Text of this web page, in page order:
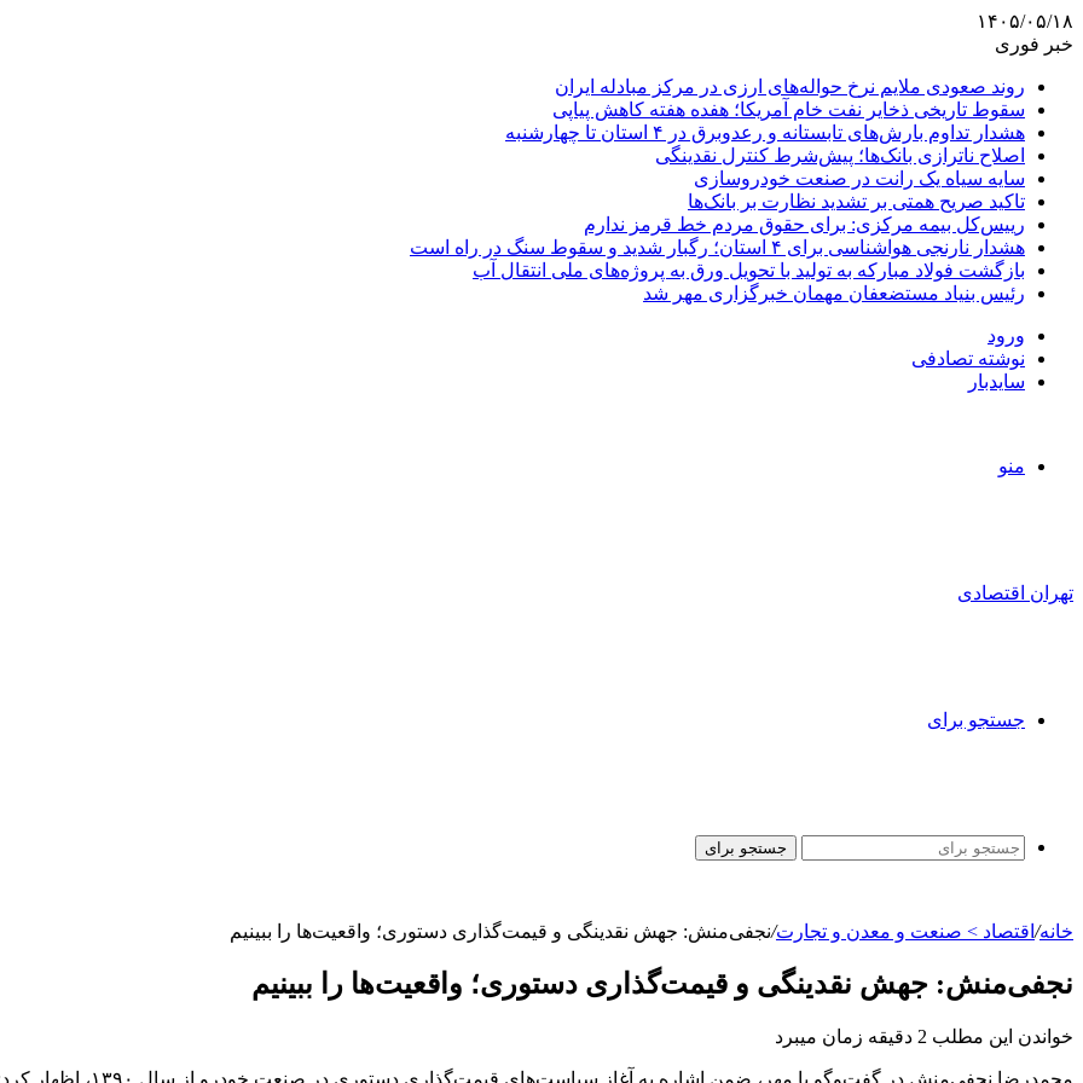
۱۴۰۵/۰۵/۱۸
خبر فوری
روند صعودی ملایم نرخ حواله‌های ارزی در مرکز مبادله ایران
سقوط تاریخی ذخایر نفت خام آمریکا؛ هفده هفته کاهش پیاپی
هشدار تداوم بارش‌های تابستانه و رعدوبرق در ۴ استان تا چهارشنبه
اصلاح ناترازی بانک‌ها؛ پیش‌شرط کنترل نقدینگی
سایه سیاه یک رانت در صنعت خودروسازی
تاکید صریح همتی بر تشدید نظارت بر بانک‌ها
رییس‌کل بیمه مرکزی: برای حقوق مردم خط قرمز ندارم
هشدار نارنجی هواشناسی برای ۴ استان؛ رگبار شدید و سقوط سنگ در راه است
بازگشت فولاد مبارکه به تولید با تحویل ورق به پروژه‌های ملی انتقال آب
رئیس بنیاد مستضعفان مهمان خبرگزاری مهر شد
ورود
نوشته تصادفی
سایدبار
منو
تهران اقتصادی
جستجو برای
جستجو برای
خانه/ اقتصاد > صنعت و معدن و تجارت/نجفی‌منش: جهش نقدینگی و قیمت‌گذاری دستوری؛ واقعیت‌ها را ببینیم
نجفی‌منش: جهش نقدینگی و قیمت‌گذاری دستوری؛ واقعیت‌ها را ببینیم
خواندن این مطلب 2 دقیقه زمان میبرد
محمدرضا نجفی‌منش در